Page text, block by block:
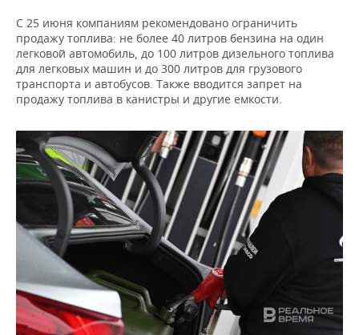
ВОДНЫЕ ВИДЫ СПОРТА
ХОККЕЙ С МЯЧОМ
ОБРАЗОВАНИЕ
ПРОИСШЕСТВИЯ
С 25 июня компаниям рекомендовано ограничить
продажу топлива: не более 40 литров бензина на один
легковой автомобиль, до 100 литров дизельного топлива
для легковых машин и до 300 литров для грузового
транспорта и автобусов. Также вводится запрет на
продажу топлива в канистры и другие емкости.